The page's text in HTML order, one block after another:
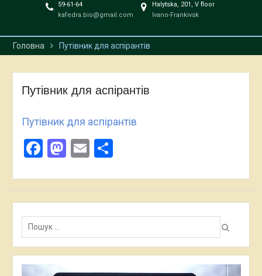
У Карпатському
національному
Стефаника відбудеться
міжнародна науково-
59-61-64
kafedra.bio@gmail.com
Halytska, 201, V floor
Ivano-Frankivsk
Головна Путівник для аспірантів
Путівник для аспірантів
Путівник для аспірантів
Facebook
Mastodon
EmailПоділитися
Пошук: